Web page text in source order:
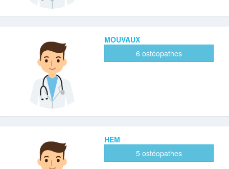
MOUVAUX
6 ostéopathes
HEM
5 ostéopathes